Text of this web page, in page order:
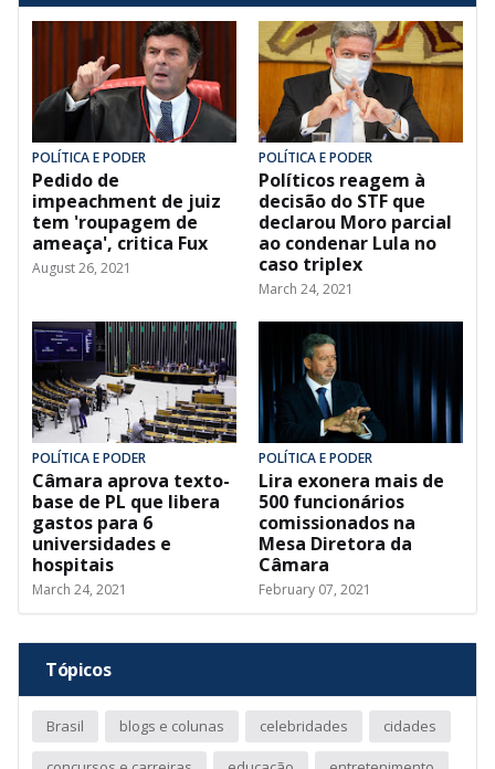
POLÍTICA E PODER
Pedido de
impeachment de juiz
tem 'roupagem de
ameaça', critica Fux
August 26, 2021
POLÍTICA E PODER
Políticos reagem à
decisão do STF que
declarou Moro parcial
ao condenar Lula no
caso triplex
March 24, 2021
POLÍTICA E PODER
Câmara aprova texto-
base de PL que libera
gastos para 6
universidades e
hospitais
March 24, 2021
POLÍTICA E PODER
Lira exonera mais de
500 funcionários
comissionados na
Mesa Diretora da
Câmara
February 07, 2021
Tópicos
Brasil blogs e colunas celebridades cidades